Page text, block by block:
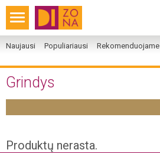
Naujausi Populiariausi Rekomenduojame
Grindys
Produktų nerasta.